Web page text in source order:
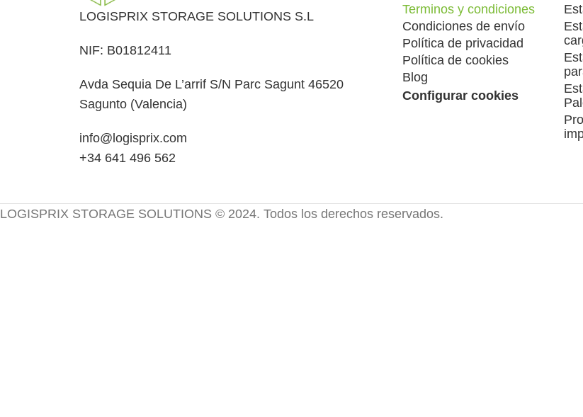
LOGISPRIX STORAGE SOLUTIONS S.L
NIF: B01812411
Avda Sequia De L’arrif S/N Parc Sagunt 46520
Sagunto (Valencia)
info@logisprix.com
+34 641 496 562
Terminos y condiciones
Condiciones de envío
Política de privacidad
Política de cookies
Blog
Configurar cookies
LOGISPRIX STORAGE SOLUTIONS © 2024. Todos los derechos reservados.